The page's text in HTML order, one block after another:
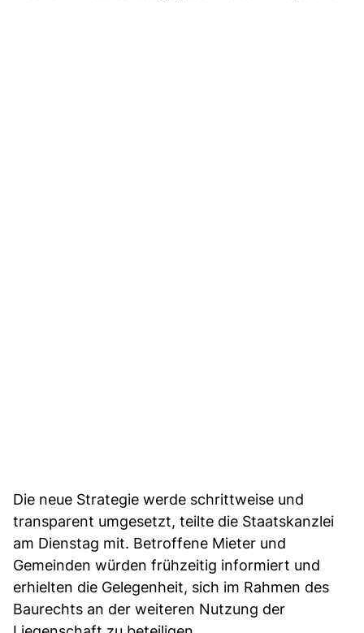
Die neue Strategie werde schrittweise und
transparent umgesetzt, teilte die Staatskanzlei
am Dienstag mit. Betroffene Mieter und
Gemeinden würden frühzeitig informiert und
erhielten die Gelegenheit, sich im Rahmen des
Baurechts an der weiteren Nutzung der